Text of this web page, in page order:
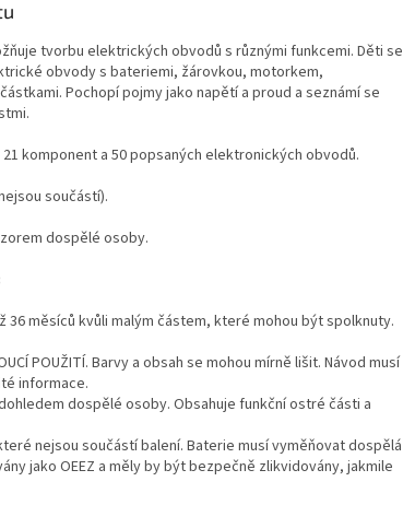
tvorbu elektrických obvodů s různými funkcemi. Děti se
obvody s bateriemi, žárovkou, motorkem,
Pochopí pojmy jako napětí a proud a seznámí se
komponent a 50 popsaných elektronických obvodů.
součástí).
dospělé osoby.
36 měsíců kvůli malým částem, které mohou být spolknuty.
POUŽITÍ. Barvy a obsah se mohou mírně lišit. Návod musí
informace.
dospělé osoby. Obsahuje funkční ostré části a
nejsou součástí balení. Baterie musí vyměňovat dospělá
jako OEEZ a měly by být bezpečně zlikvidovány, jakmile